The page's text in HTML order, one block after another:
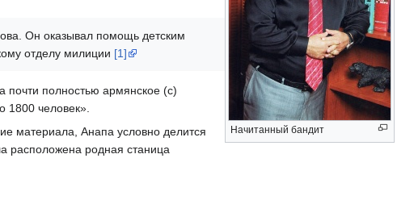
Начитанный бандит
Он оказывал помощь детским
отделу милиции [1]
почти полностью армянское (c)
1800 человек».
материала, Анапа условно делится
расположена родная станица